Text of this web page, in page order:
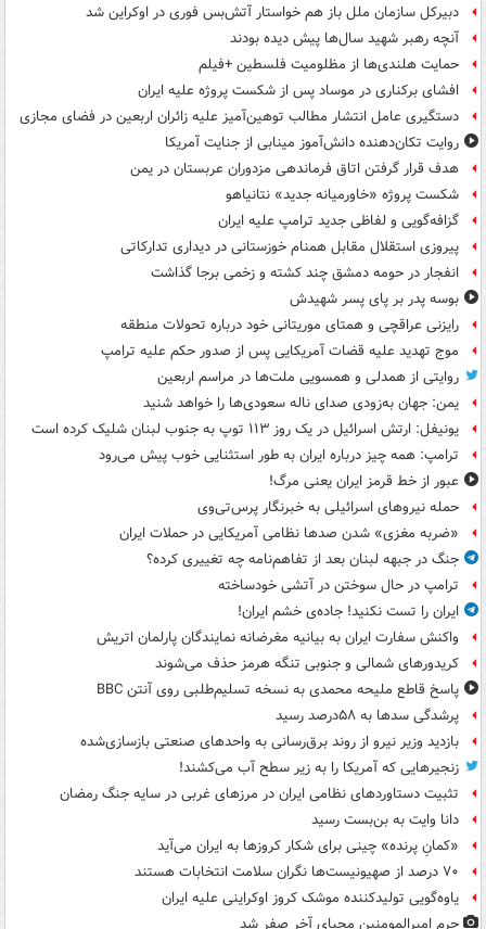
دبیرکل سازمان ملل باز هم خواستار آتش‌بس فوری در اوکراین شد
آنچه رهبر شهید سال‌ها پیش دیده بودند
حمایت هلندی‌ها از مظلومیت فلسطین +فیلم
افشای برکناری در موساد پس از شکست پروژه علیه ایران
دستگیری عامل انتشار مطالب توهین‌آمیز علیه زائران اربعین در فضای مجازی
روایت تکان‌دهنده دانش‌آموز مینابی از جنایت آمریکا
هدف قرار گرفتن اتاق‌ فرماندهی مزدوران عربستان در یمن
شکست پروژه «خاورمیانه جدید» نتانیاهو
گزافه‌گویی و لفاظی جدید ترامپ علیه ایران
پیروزی استقلال مقابل همنام خوزستانی در دیداری تدارکاتی
انفجار در حومه دمشق چند کشته و زخمی برجا گذاشت
بوسه‌ پدر بر پای پسر شهیدش
رایزنی عراقچی و همتای موریتانی خود درباره تحولات منطقه
موج تهدید علیه قضات آمریکایی پس از صدور حکم علیه ترامپ
روایتی از همدلی و همسویی ملت‌ها در مراسم اربعین
یمن: جهان به‌زودی صدای ناله سعودی‌ها را خواهد شنید
یونیفل: ارتش اسرائیل در یک روز ۱۱۳ توپ به جنوب لبنان شلیک کرده است
ترامپ: همه چیز درباره ایران به طور استثنایی خوب پیش می‌رود
عبور از خط قرمز ایران یعنی مرگ!
حمله نیروهای اسرائیلی به خبرنگار پرس‌تی‌وی
«ضربه مغزی» شدن صدها نظامی آمریکایی در حملات ایران
جنگ در جبهه لبنان بعد از تفاهم‌نامه چه تغییری کرده؟
ترامپ در حال سوختن در آتشی خودساخته
ایران را تست نکنید! جاده‌ی خشم ایران!
واکنش سفارت ایران به بیانیه مغرضانه نمایندگان پارلمان اتریش
کریدورهای شمالی و جنوبی تنگه هرمز حذف می‌شوند
پاسخ قاطع ملیحه محمدی به نسخه تسلیم‌طلبی روی آنتن BBC
پرشدگی سدها به ۵۸درصد رسید
بازدید وزیر نیرو از روند برق‌رسانی به واحدهای صنعتی بازسازی‌شده
زنجیرهایی که آمریکا را به زیر سطح آب می‌کشند!
تثبیت دستاوردهای نظامی ایران در مرزهای غربی در سایه جنگ رمضان
دانا وایت به بن‌بست رسید
«کمانِ پرنده» چینی برای شکار کروزها به ایران می‌آید
۷۰ درصد از صهیونیست‌ها نگران سلامت انتخابات هستند
یاوه‌گویی تولیدکننده موشک کروز اوکراینی علیه ایران
حرم امیرالمومنین محیای آخر صفر شد